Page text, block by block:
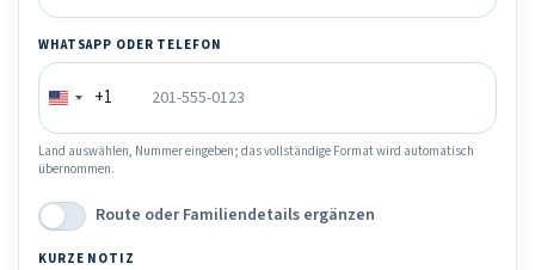
WHATSAPP ODER TELEFON
+1
Land auswählen, Nummer eingeben; das vollständige Format wird automatisch
übernommen.
Route oder Familiendetails ergänzen
KURZE NOTIZ